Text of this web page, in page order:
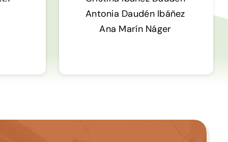
Antonia Daudén Ibáñez
Ana Marín Náger